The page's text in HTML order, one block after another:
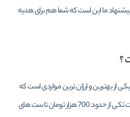
ما این است که شما هم برای هدیه
از بهترین و ارزان ترین مواردی است که
میتوانید هدیه دهید. این قابلمه ها را به صورت تکی از حدود 700 هزار تومان تا ست های